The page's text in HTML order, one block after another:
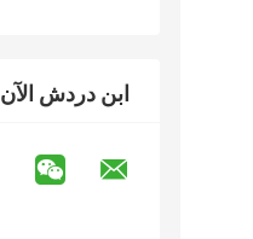
ابن دردش الآن